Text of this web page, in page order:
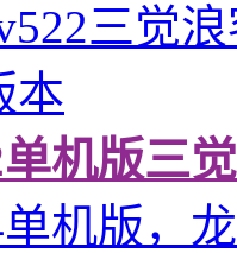
三觉
本
机版三
机版，